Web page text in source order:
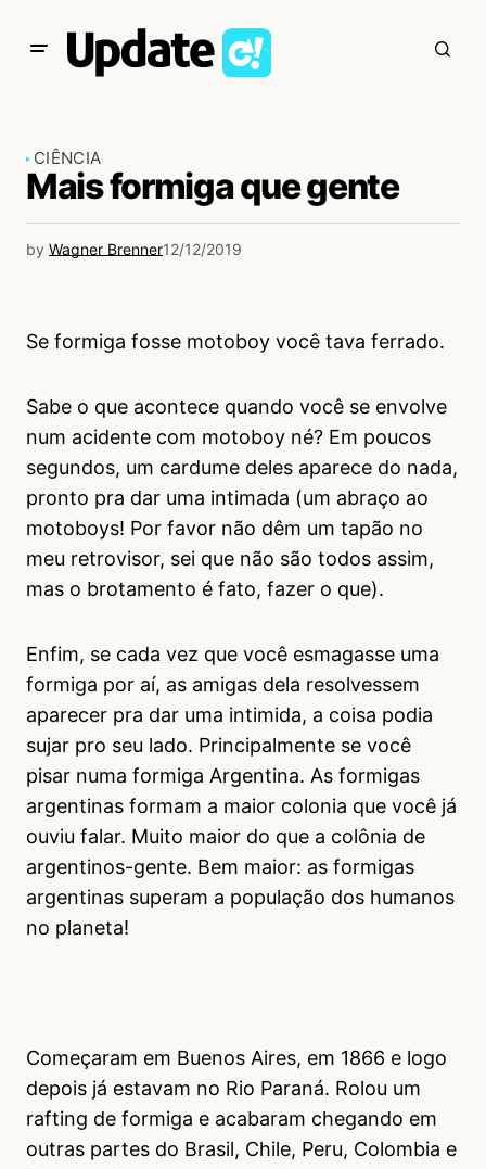
CIÊNCIA
Mais formiga que gente
by Wagner Brenner12/12/2019
Se formiga fosse motoboy você tava ferrado.
Sabe o que acontece quando você se envolve
num acidente com motoboy né? Em poucos
segundos, um cardume deles aparece do nada,
pronto pra dar uma intimada (um abraço ao
motoboys! Por favor não dêm um tapão no
meu retrovisor, sei que não são todos assim,
mas o brotamento é fato, fazer o que).
Enfim, se cada vez que você esmagasse uma
formiga por aí, as amigas dela resolvessem
aparecer pra dar uma intimida, a coisa podia
sujar pro seu lado. Principalmente se você
pisar numa formiga Argentina. As formigas
argentinas formam a maior colonia que você já
ouviu falar. Muito maior do que a colônia de
argentinos-gente. Bem maior: as formigas
argentinas superam a população dos humanos
no planeta!
Começaram em Buenos Aires, em 1866 e logo
depois já estavam no Rio Paraná. Rolou um
rafting de formiga e acabaram chegando em
outras partes do Brasil, Chile, Peru, Colombia e